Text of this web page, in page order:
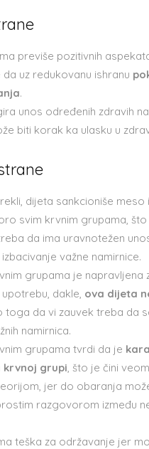
previše pozitivnih
uz redukovanu ishranu
.
unos određenih zdravih
biti korak ka ulasku u
dijeta sankcioniše meso
svim krvnim grupama,
da ima uravnotežen
važne namirnice.
grupama je napravljena
dakle, ova dijeta
toga da vi zauvek treba da
namirnica.
grupama tvrdi da je
krvnoj grupi, što je čini
jer do obaranja
razgovorom između
teška za održavanje jer